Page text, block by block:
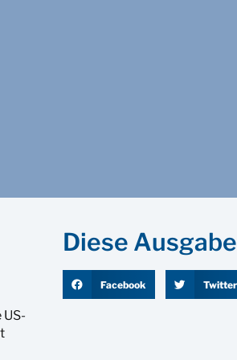
Diese
Facebook Twitter